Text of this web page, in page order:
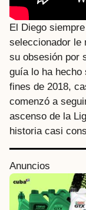
El Diego
seleccionador le
su obsesión por
guía lo ha hecho
fines de 2018,
comenzó a
ascenso de la
historia casi
Anuncios
P
o